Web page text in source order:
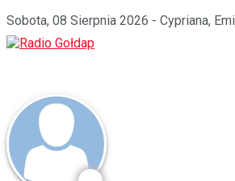
Sobota, 08 Sierpnia 2026 - Cypriana,